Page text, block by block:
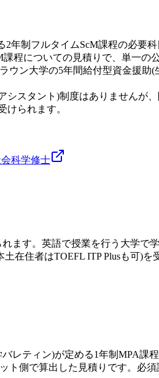
年制フルタイムScM課程の必要科
程についての見積りで、単一の
ウン大学の5年間給付型資金援助(
シスタント)制度はありませんが
られます。
科学修士
ます。英語で授業を行う大学で
在住者はTOEFL ITP Plusも可)を
レティン)が定める1年制MPA課
ト側で算出した見積りです。必